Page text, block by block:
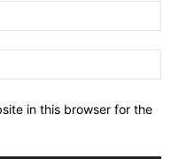
in this browser for the